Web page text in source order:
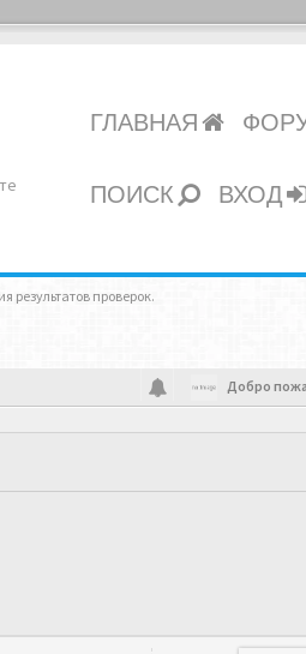
ГЛАВНАЯ
ПОИСК ВХОД
проверок.
Добро